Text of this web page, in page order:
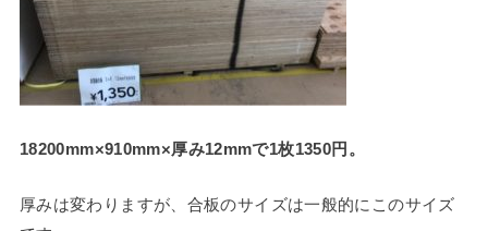
18200mm×910mm×厚み12mmで1枚1350円。
厚みは変わりますが、合板のサイズは一般的にこのサイズ